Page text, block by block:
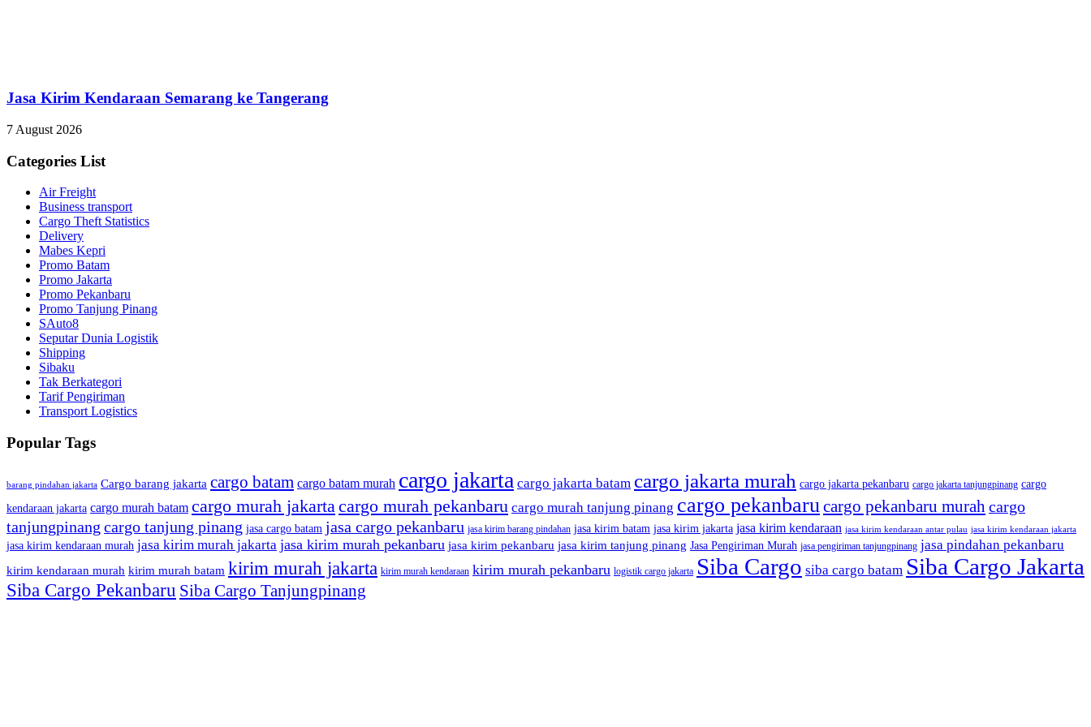
Jasa Kirim Kendaraan Semarang ke Tangerang
7 August 2026
Categories List
Air Freight
Business transport
Cargo Theft Statistics
Delivery
Mabes Kepri
Promo Batam
Promo Jakarta
Promo Pekanbaru
Promo Tanjung Pinang
SAuto8
Seputar Dunia Logistik
Shipping
Sibaku
Tak Berkategori
Tarif Pengiriman
Transport Logistics
Popular Tags
barang pindahan jakarta Cargo barang jakarta cargo batam cargo batam murah cargo jakarta cargo jakarta batam cargo jakarta murah cargo jakarta pekanbaru cargo jakarta tanjungpinang cargo
kendaraan jakarta cargo murah batam cargo murah jakarta cargo murah pekanbaru cargo murah tanjung pinang cargo pekanbaru cargo pekanbaru murah cargo
tanjungpinang cargo tanjung pinang jasa cargo batam jasa cargo pekanbaru jasa kirim barang pindahan jasa kirim batam jasa kirim jakarta jasa kirim kendaraan jasa kirim kendaraan antar pulau jasa kirim kendaraan jakarta
jasa kirim kendaraan murah jasa kirim murah jakarta jasa kirim murah pekanbaru jasa kirim pekanbaru jasa kirim tanjung pinang Jasa Pengiriman Murah jasa pengiriman tanjungpinang jasa pindahan pekanbaru
kirim kendaraan murah kirim murah batam kirim murah jakarta kirim murah kendaraan kirim murah pekanbaru logistik cargo jakarta Siba Cargo siba cargo batam Siba Cargo Jakarta
Siba Cargo Pekanbaru Siba Cargo Tanjungpinang